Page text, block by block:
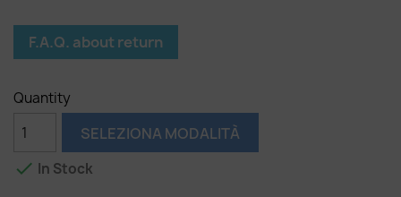
F.A.Q. about return
Quantity
SELEZIONA MODALITÀ
 In Stock